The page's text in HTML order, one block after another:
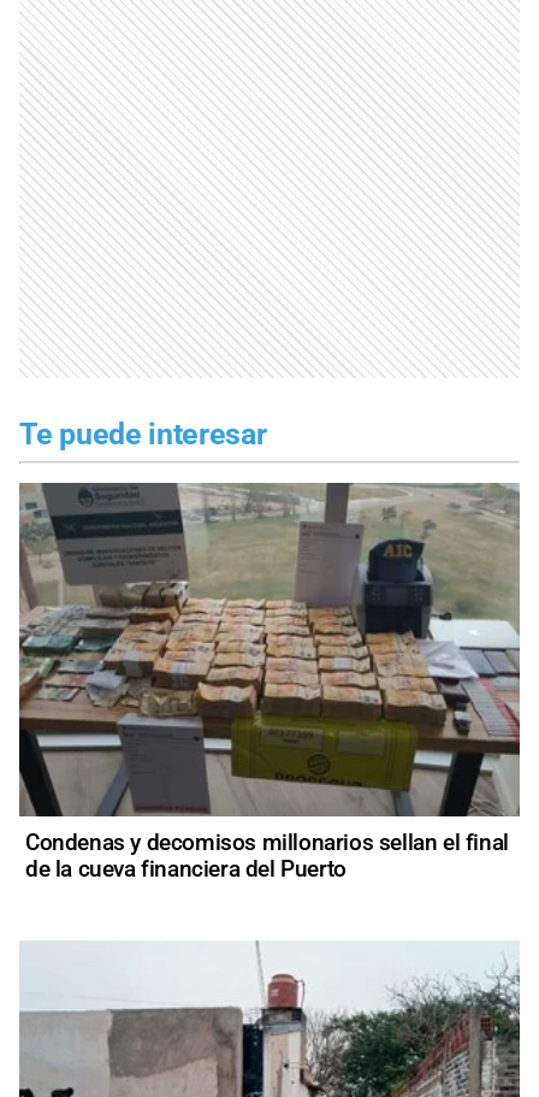
Te puede interesar
Condenas y decomisos millonarios sellan el final
de la cueva financiera del Puerto